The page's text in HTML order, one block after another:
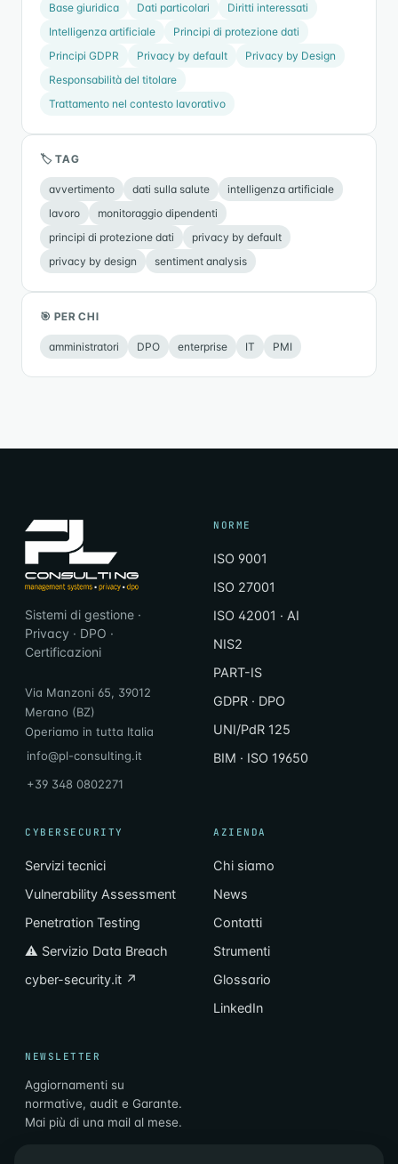
Base giuridica Dati particolari
Diritti interessati
Intelligenza artificiale
Principi di protezione dati
Principi GDPR
Privacy by default
Privacy by Design
Responsabilità del titolare
Trattamento nel contesto lavorativo
🏷 TAG
avvertimento dati sulla salute
intelligenza artificiale
lavoro
monitoraggio dipendenti
principi di protezione dati
privacy by default
privacy by design
sentiment analysis
🎯 PER CHI
amministratori DPO enterprise IT PMI
Sistemi di gestione ·
Privacy · DPO ·
Certificazioni
Via Manzoni 65, 39012
Merano (BZ)
Operiamo in tutta Italia
info@pl-consulting.it
+39 348 0802271
NORME
ISO 9001
ISO 27001
ISO 42001 · AI
NIS2
PART-IS
GDPR · DPO
UNI/PdR 125
BIM · ISO 19650
CYBERSECURITY
Servizi tecnici
Vulnerability Assessment
Penetration Testing
⚠ Servizio Data Breach
cyber-security.it ↗
AZIENDA
Chi siamo
News
Contatti
Strumenti
Glossario
LinkedIn
NEWSLETTER
Aggiornamenti su
normative, audit e Garante.
Mai più di una mail al mese.